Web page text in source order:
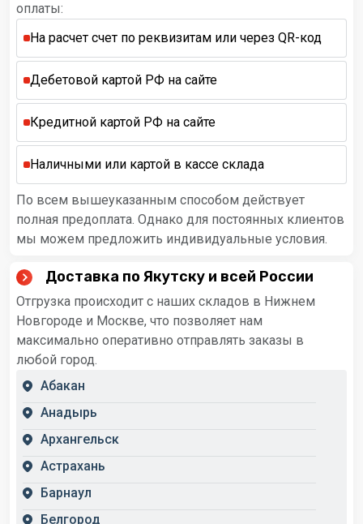
оплаты:
На расчет счет по реквизитам или через QR-код
Дебетовой картой РФ на сайте
Кредитной картой РФ на сайте
Наличными или картой в кассе склада
По всем вышеуказанным способом действует
полная предоплата. Однако для постоянных клиентов
мы можем предложить индивидуальные условия.
Доставка по Якутску и всей России
Отгрузка происходит с наших складов в Нижнем
Новгороде и Москве, что позволяет нам
максимально оперативно отправлять заказы в
любой город.
Абакан
Анадырь
Архангельск
Астрахань
Барнаул
Белгород